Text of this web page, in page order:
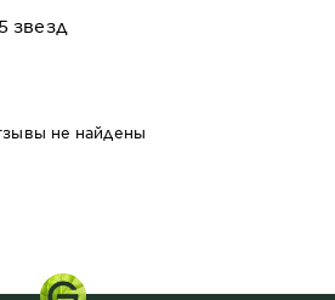
5 звезд
не найдены